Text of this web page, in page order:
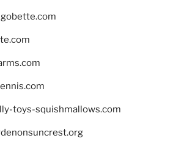
toys-squishmallows.com